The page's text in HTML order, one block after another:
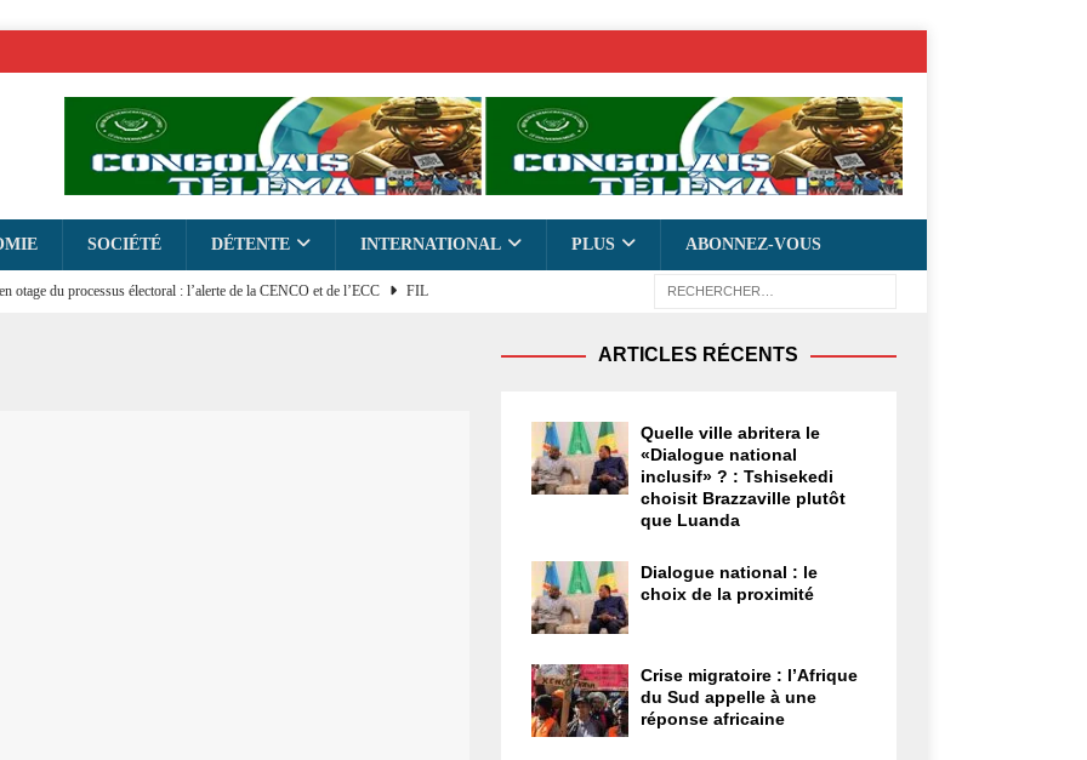
SOCIÉTÉ DÉTENTE INTERNATIONAL PLUS ABONNEZ-VOUS
otage du processus électoral : l’alerte de la CENCO et de l’ECC FIL
ARTICLES RÉCENTS
Quelle ville abritera le
«Dialogue national
inclusif» ? : Tshisekedi
choisit Brazzaville plutôt
que Luanda
Dialogue national : le
choix de la proximité
Crise migratoire : l’Afrique
du Sud appelle à une
réponse africaine